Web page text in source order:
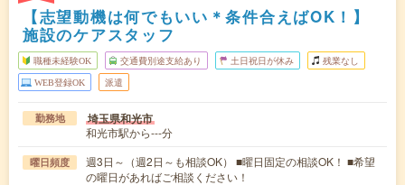
【志望動機は何でもいい＊条件合えばOK！】
施設のケアスタッフ
職種未経験OK 交通費別途支給あり 土日祝日が休み 残業なし
WEB登録OK 派遣
勤務地 埼玉県和光市
和光市駅から---分
曜日頻度
週3日～（週2日～も相談OK） ■曜日固定の相談OK！ ■希望
の曜日があればご相談ください！